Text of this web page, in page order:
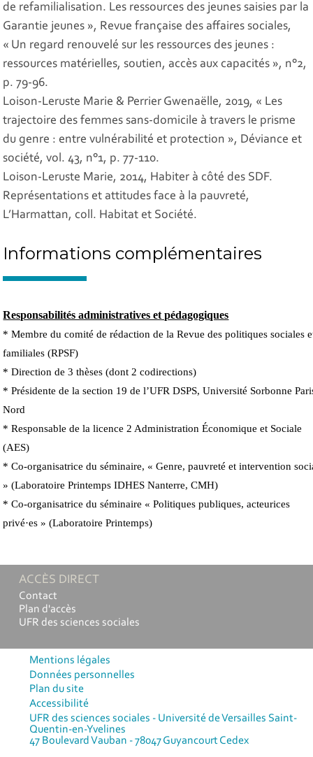
de refamilialisation. Les ressources des jeunes saisies par la
Garantie jeunes », Revue française des affaires sociales,
« Un regard renouvelé sur les ressources des jeunes :
ressources matérielles, soutien, accès aux capacités », n°2,
p. 79-96.
Loison-Leruste Marie & Perrier Gwenaëlle, 2019, « Les
trajectoire des femmes sans-domicile à travers le prisme
du genre : entre vulnérabilité et protection », Déviance et
société,vol. 43, n°1, p. 77-110.
Loison-Leruste Marie, 2014, Habiter à côté des SDF.
Représentations et attitudes face à la pauvreté,
L’Harmattan, coll. Habitat et Société.
Informations complémentaires
Responsabilités administratives et pédagogiques
* Membre du comité de rédaction de la Revue des politiques sociales
familiales (RPSF)
* Direction de 3 thèses (dont 2 codirections)
* Présidente de la section 19 de l’UFR DSPS, Université Sorbonne
Nord
* Responsable de la licence 2 Administration Économique et Sociale
(AES)
* Co-organisatrice du séminaire, « Genre, pauvreté et intervention
» (Laboratoire Printemps IDHES Nanterre, CMH)
* Co-organisatrice du séminaire « Politiques publiques, acteurices
privé·es » (Laboratoire Printemps)
ACCÈS DIRECT
Contact
Plan d'accès
UFR des sciences sociales
Mentions légales
Données personnelles
Plan du site
Accessibilité
UFR des sciences sociales - Université de Versailles Saint-
Quentin-en-Yvelines
47 Boulevard Vauban - 78047 Guyancourt Cedex